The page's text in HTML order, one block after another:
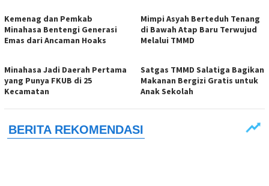
Kemenag dan Pemkab
Minahasa Bentengi Generasi
Emas dari Ancaman Hoaks
Mimpi Asyah Berteduh Tenang
di Bawah Atap Baru Terwujud
Melalui TMMD
Minahasa Jadi Daerah Pertama
yang Punya FKUB di 25
Kecamatan
Satgas TMMD Salatiga Bagikan
Makanan Bergizi Gratis untuk
Anak Sekolah